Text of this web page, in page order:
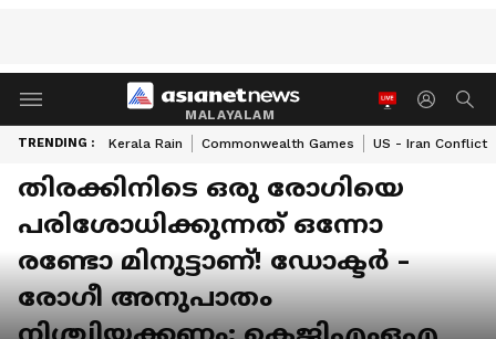
MALAYALAM
TRENDING : Kerala Rain Commonwealth Games US - Iran Conflict
തിരക്കിനിടെ ഒരു രോഗിയെ
പരിശോധിക്കുന്നത് ഒന്നോ
രണ്ടോ മിനുട്ടാണ്! ഡോക്ടർ -
രോഗീ അനുപാതം